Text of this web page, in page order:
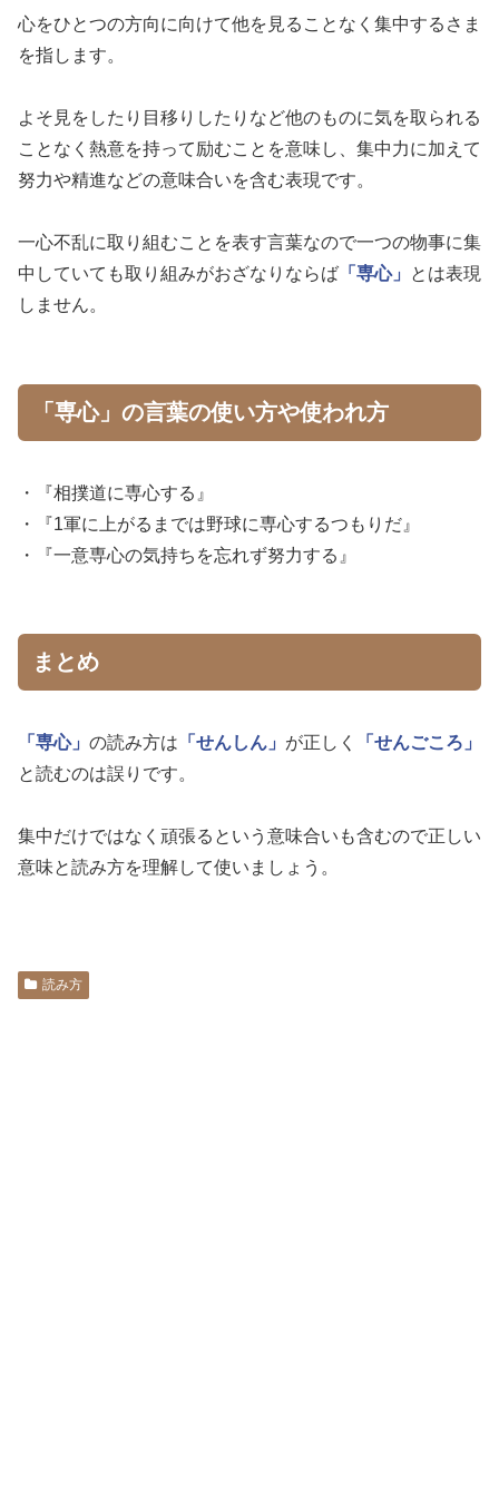
心をひとつの方向に向けて他を見ることなく集中するさま
を指します。
よそ見をしたり目移りしたりなど他のものに気を取られる
ことなく熱意を持って励むことを意味し、集中力に加えて
努力や精進などの意味合いを含む表現です。
一心不乱に取り組むことを表す言葉なので一つの物事に集
中していても取り組みがおざなりならば 「専心」
とは表現
しません。
「専心」の言葉の使い方や使われ方
・『相撲道に専心する』
・『1軍に上がるまでは野球に専心するつもりだ』
・『一意専心の気持ちを忘れず努力する』
まとめ
「専心」 の読み方は 「せんしん」 が正しく
「せんごころ」
と読むのは誤りです。
集中だけではなく頑張るという意味合いも含むので正しい
意味と読み方を理解して使いましょう。
読み方